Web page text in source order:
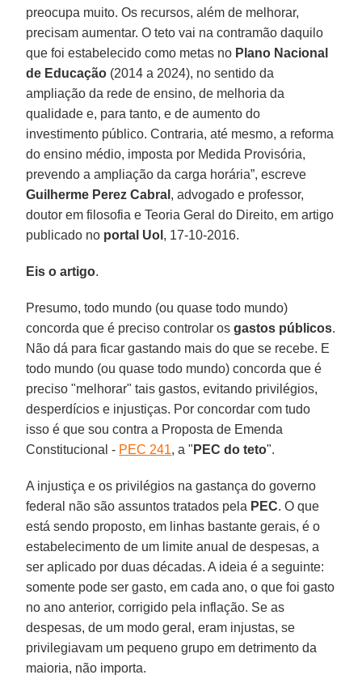
preocupa muito. Os recursos, além de melhorar,
precisam aumentar. O teto vai na contramão daquilo
que foi estabelecido como metas no Plano Nacional
de Educação (2014 a 2024), no sentido da
ampliação da rede de ensino, de melhoria da
qualidade e, para tanto, e de aumento do
investimento público. Contraria, até mesmo, a reforma
do ensino médio, imposta por Medida Provisória,
prevendo a ampliação da carga horária”, escreve
Guilherme Perez Cabral , advogado e professor,
doutor em filosofia e Teoria Geral do Direito, em artigo
publicado no portal Uol , 17-10-2016.
Eis o artigo.
Presumo, todo mundo (ou quase todo mundo)
concorda que é preciso controlar osgastos públicos.
Não dá para ficar gastando mais do que se recebe. E
todo mundo (ou quase todo mundo) concorda que é
preciso "melhorar" tais gastos, evitando privilégios,
desperdícios e injustiças. Por concordar com tudo
isso é que sou contra a Proposta de Emenda
Constitucional - PEC 241, a " PEC do teto".
A injustiça e os privilégios na gastança do governo
federal não são assuntos tratados pela PEC. O que
está sendo proposto, em linhas bastante gerais, é o
estabelecimento de um limite anual de despesas, a
ser aplicado por duas décadas. A ideia é a seguinte:
somente pode ser gasto, em cada ano, o que foi gasto
no ano anterior, corrigido pela inflação. Se as
despesas, de um modo geral, eram injustas, se
privilegiavam um pequeno grupo em detrimento da
maioria, não importa.